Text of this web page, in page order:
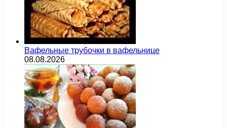
Вафельные трубочки в вафельнице
08.08.2026